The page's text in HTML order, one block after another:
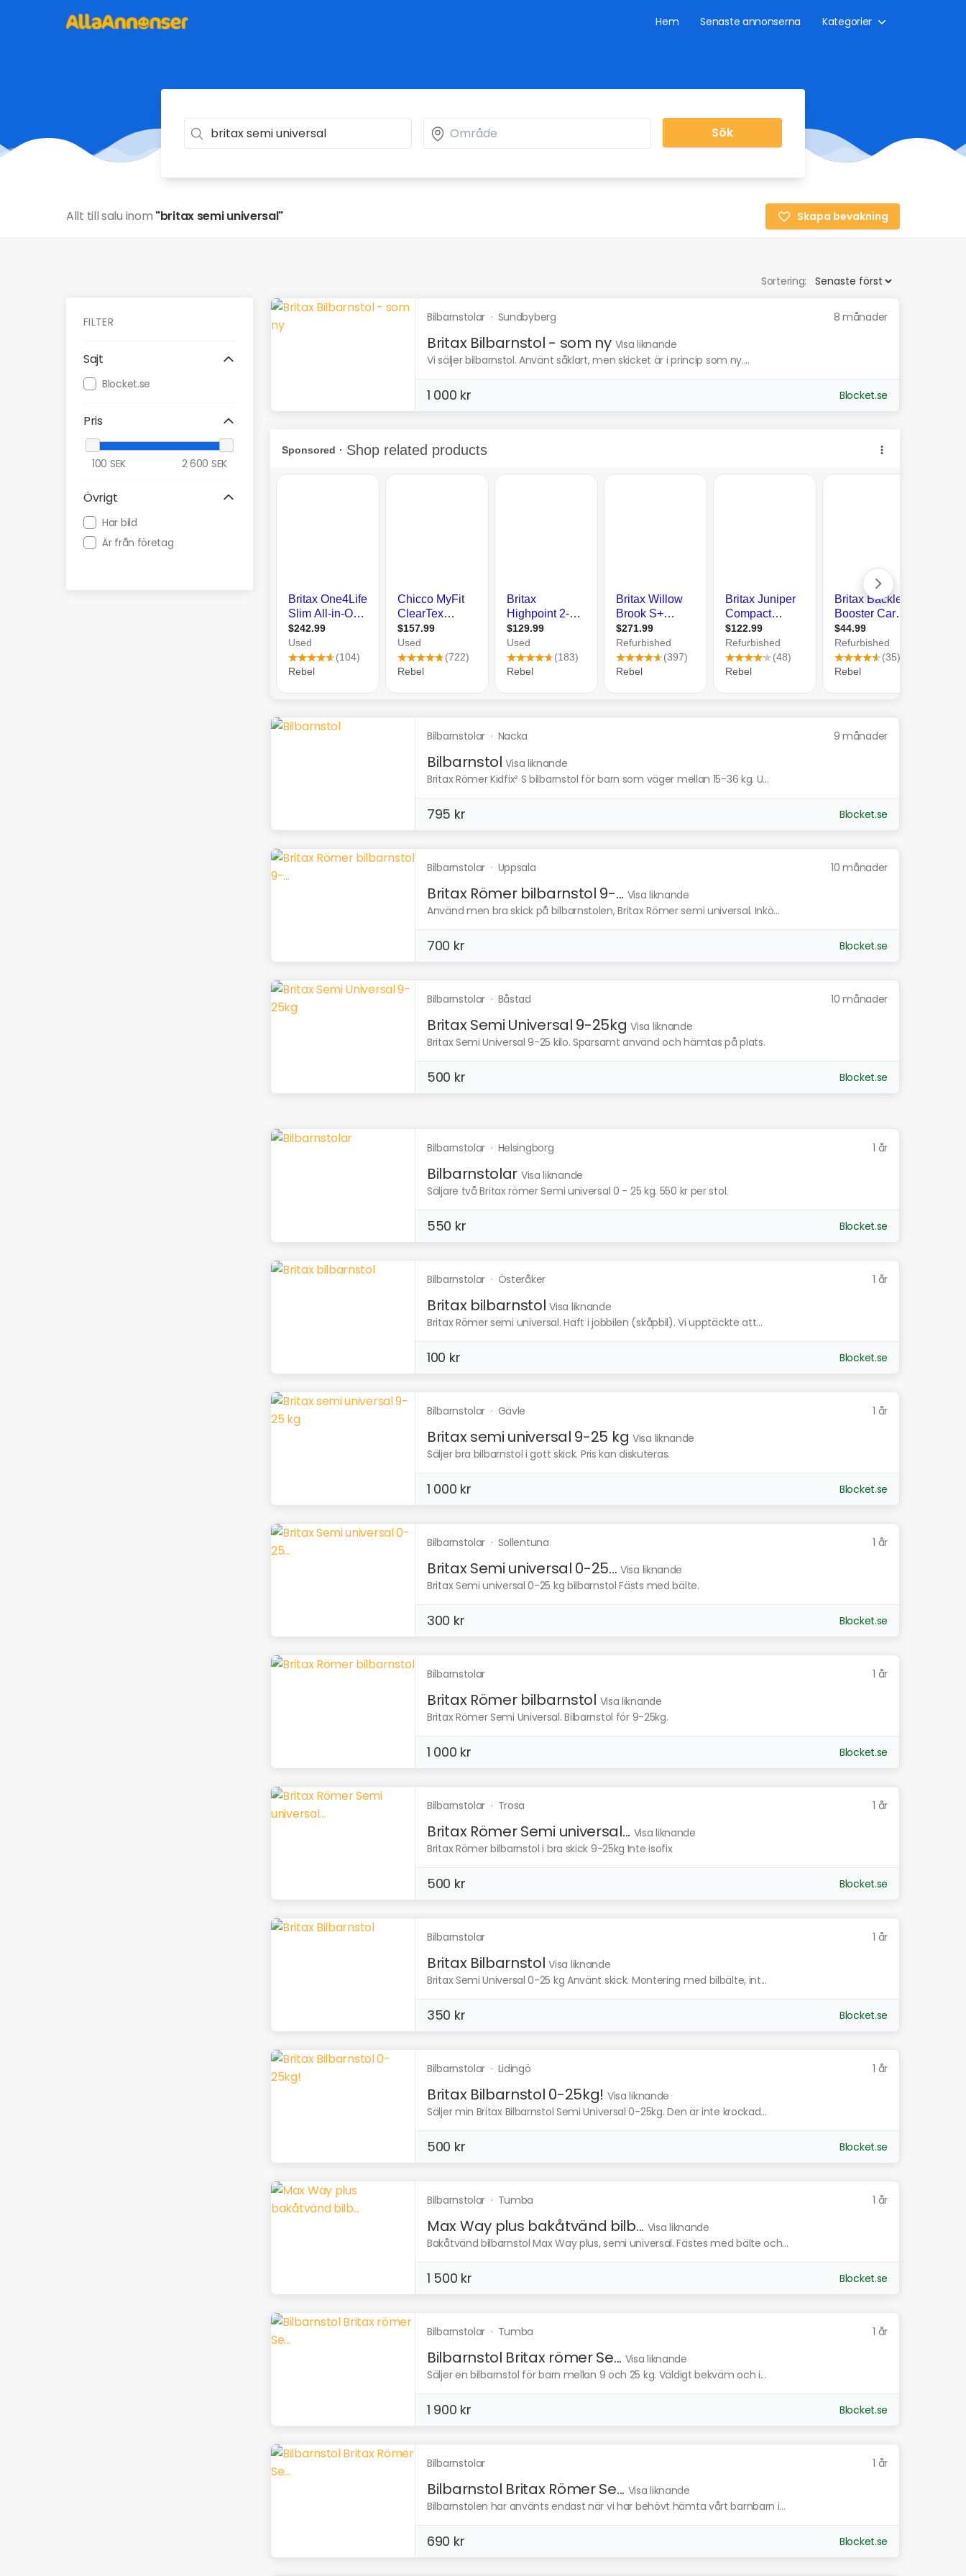
Hem Senaste annonserna Kategorier
Sök
Allt till salu inom "britax semi universal" Skapa bevakning
Sortering:
FILTER
Sajt
Blocket.se
Pris
100 SEK 2 600 SEK
Övrigt
Har bild
Är från företag
Bilbarnstolar · Sundbyberg 8 månader
Britax Bilbarnstol - som ny Visa liknande
Vi säljer bilbarnstol. Använt såklart, men skicket är i princip som ny....
1 000 kr Blocket.se
Bilbarnstolar · Nacka 9 månader
Bilbarnstol Visa liknande
Britax Römer Kidfix² S bilbarnstol för barn som väger mellan 15-36 kg. U...
795 kr Blocket.se
Bilbarnstolar · Uppsala 10 månader
Britax Römer bilbarnstol 9-... Visa liknande
Använd men bra skick på bilbarnstolen, Britax Römer semi universal. Inkö...
700 kr Blocket.se
Bilbarnstolar · Båstad 10 månader
Britax Semi Universal 9-25kg Visa liknande
Britax Semi Universal 9-25 kilo. Sparsamt använd och hämtas på plats.
500 kr Blocket.se
Bilbarnstolar · Helsingborg 1 år
Bilbarnstolar Visa liknande
Säljare två Britax römer Semi universal 0 - 25 kg. 550 kr per stol.
550 kr Blocket.se
Bilbarnstolar · Österåker 1 år
Britax bilbarnstol Visa liknande
Britax Römer semi universal. Haft i jobbilen (skåpbil). Vi upptäckte att...
100 kr Blocket.se
Bilbarnstolar · Gävle 1 år
Britax semi universal 9-25 kg Visa liknande
Säljer bra bilbarnstol i gott skick. Pris kan diskuteras.
1 000 kr Blocket.se
Bilbarnstolar · Sollentuna 1 år
Britax Semi universal 0-25... Visa liknande
Britax Semi universal 0-25 kg bilbarnstol Fästs med bälte.
300 kr Blocket.se
Bilbarnstolar 1 år
Britax Römer bilbarnstol Visa liknande
Britax Römer Semi Universal. Bilbarnstol för 9-25kg.
1 000 kr Blocket.se
Bilbarnstolar · Trosa 1 år
Britax Römer Semi universal... Visa liknande
Britax Römer bilbarnstol i bra skick 9-25kg Inte isofix
500 kr Blocket.se
Bilbarnstolar 1 år
Britax Bilbarnstol Visa liknande
Britax Semi Universal 0-25 kg Använt skick. Montering med bilbälte, int...
350 kr Blocket.se
Bilbarnstolar · Lidingö 1 år
Britax Bilbarnstol 0-25kg! Visa liknande
Säljer min Britax Bilbarnstol Semi Universal 0-25kg. Den är inte krockad...
500 kr Blocket.se
Bilbarnstolar · Tumba 1 år
Max Way plus bakåtvänd bilb... Visa liknande
Bakåtvänd bilbarnstol Max Way plus, semi universal. Fästes med bälte och...
1 500 kr Blocket.se
Bilbarnstolar · Tumba 1 år
Bilbarnstol Britax römer Se... Visa liknande
Säljer en bilbarnstol för barn mellan 9 och 25 kg. Väldigt bekväm och i...
1 900 kr Blocket.se
Bilbarnstolar 1 år
Bilbarnstol Britax Römer Se... Visa liknande
Bilbarnstolen har använts endast när vi har behövt hämta vårt barnbarn i...
690 kr Blocket.se